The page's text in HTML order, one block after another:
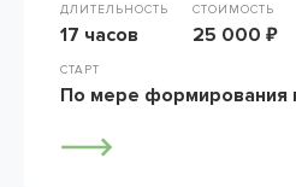
ДЛИТЕЛЬНОСТЬ
17 часов
СТОИМОСТЬ
25 000 ₽
СТАРТ
По мере формирования